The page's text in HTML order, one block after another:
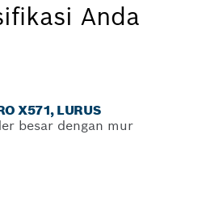
Anda
X571, LURUS
besar dengan mur